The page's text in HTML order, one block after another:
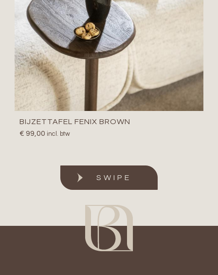
BIJZETTAFEL FENIX BROWN
€ 99,00 incl. btw